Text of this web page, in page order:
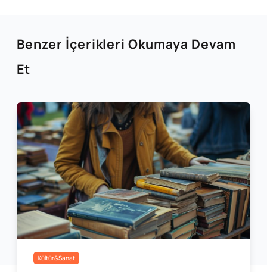
Benzer İçerikleri Okumaya Devam
Et
Kültür&Sanat